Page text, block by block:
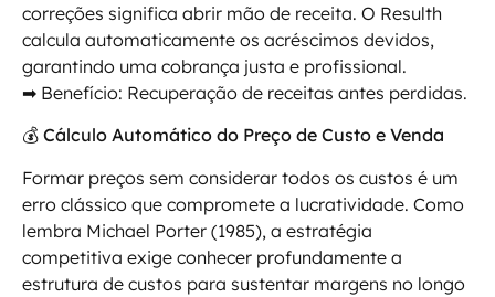
correções significa abrir mão de receita. O Resulth
calcula automaticamente os acréscimos devidos,
garantindo uma cobrança justa e profissional.
➡ Benefício: Recuperação de receitas antes perdidas.
💰 Cálculo Automático do Preço de Custo e Venda
Formar preços sem considerar todos os custos é um
erro clássico que compromete a lucratividade. Como
lembra Michael Porter (1985), a estratégia
competitiva exige conhecer profundamente a
estrutura de custos para sustentar margens no longo